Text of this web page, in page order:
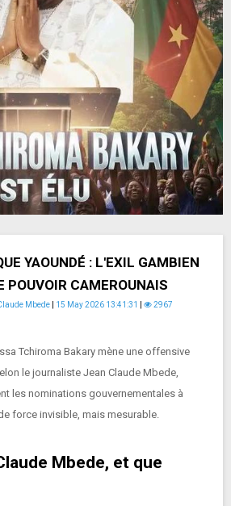
YAOUNDÉ : L'EXIL GAMBIEN
POUVOIR CAMEROUNAIS
Mbede 15 May 2026 13:41:31 2967
Tchiroma Bakary mène une offensive
le journaliste Jean Claude Mbede,
les nominations gouvernementales à
force invisible, mais mesurable.
Mbede, et que